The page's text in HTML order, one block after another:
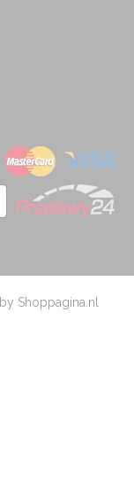
Shoppagina.nl